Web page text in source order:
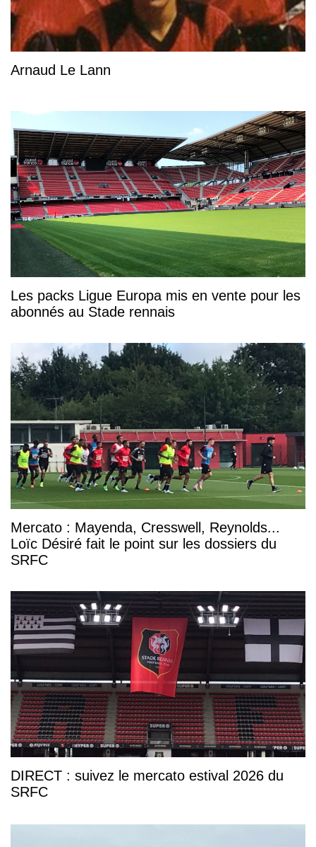
Arnaud Le Lann
Les packs Ligue Europa mis en vente pour les
abonnés au Stade rennais
Mercato : Mayenda, Cresswell, Reynolds...
Loïc Désiré fait le point sur les dossiers du
SRFC
DIRECT : suivez le mercato estival 2026 du
SRFC